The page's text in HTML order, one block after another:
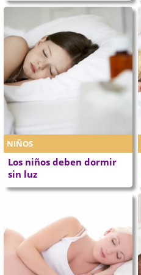
NIÑOS
Los niños deben dormir
sin luz